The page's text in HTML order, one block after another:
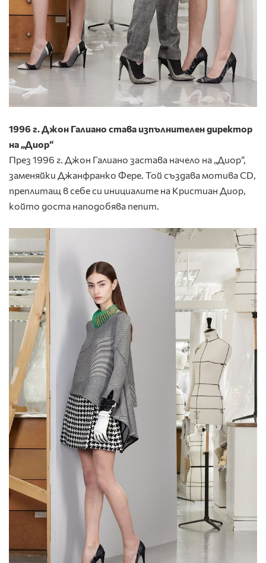
1996 г. Джон Галиано става изпълнителен директор
на „Диор“
През 1996 г. Джон Галиано застава начело на „Диор“,
заменяйки Джанфранко Фере. Той създава мотива СD,
преплитащ в себе си инициалите на Кристиан Диор,
който доста наподобява пепит.